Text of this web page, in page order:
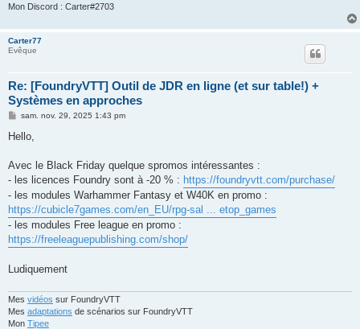
Mon Discord : Carter#2703
Carter77
Evêque
Re: [FoundryVTT] Outil de JDR en ligne (et sur table!) +
Systèmes en approches
M
s
g
sam. nov. 29, 2025 1:43 pm
Hello,
Avec le Black Friday quelque spromos intéressantes :
- les licences Foundry sont à -20 % : https://foundryvtt.com/purchase/
- les modules Warhammer Fantasy et W40K en promo :
https://cubicle7games.com/en_EU/rpg-sal ... etop_games
- les modules Free league en promo :
https://freeleaguepublishing.com/shop/
Ludiquement
Mes vidéos sur FoundryVTT
Mes adaptations de scénarios sur FoundryVTT
Mon Tipee